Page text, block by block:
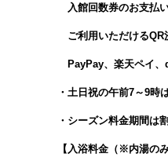
入館回数券のお支払
ご利用いただけるQR
PayPay、楽天ペイ、
・土日祝の午前7～9時
・シーズン料金期間は
【入浴料金（※内湯の